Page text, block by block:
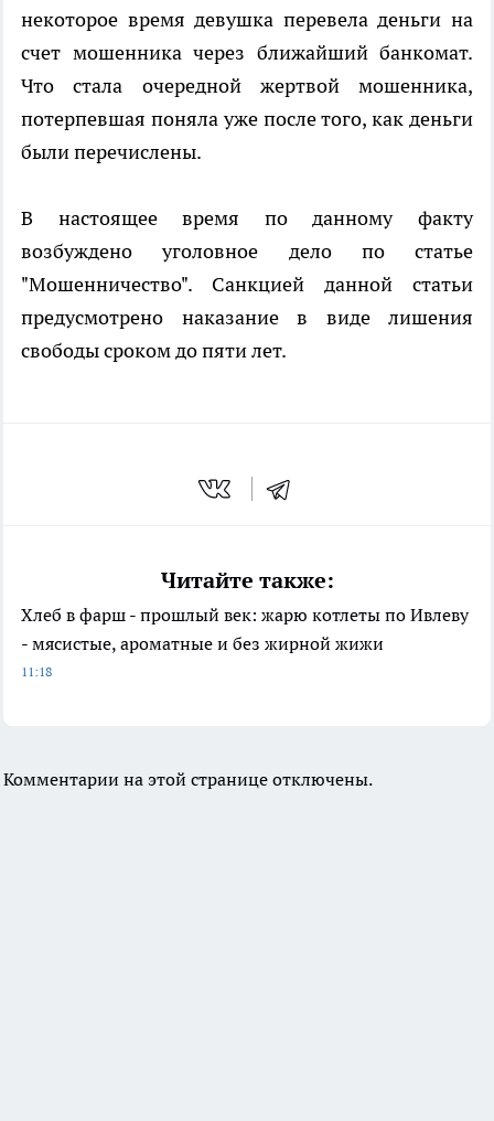
некоторое время девушка перевела деньги на
счет мошенника через ближайший банкомат.
Что стала очередной жертвой мошенника,
потерпевшая поняла уже после того, как деньги
были перечислены.
В настоящее время по данному факту
возбуждено уголовное дело по статье
"Мошенничество". Санкцией данной статьи
предусмотрено наказание в виде лишения
свободы сроком до пяти лет.
Читайте также:
Хлеб в фарш - прошлый век: жарю котлеты по Ивлеву
- мясистые, ароматные и без жирной жижи
11:18
Комментарии на этой странице отключены.